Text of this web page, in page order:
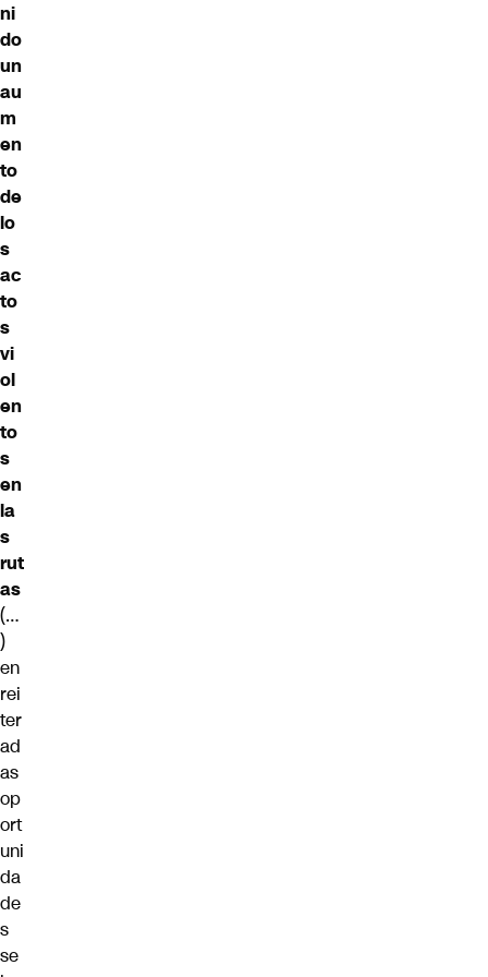
ni
do
un
au
m
en
to
de
lo
s
ac
to
s
vi
ol
en
to
s
en
la
s
rut
as
(…
)
en
rei
ter
ad
as
op
ort
uni
da
de
s
se